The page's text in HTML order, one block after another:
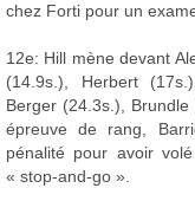
chez Forti pour un
12e: Hill mène devant
(14.9s.), Herbert
Berger (24.3s.),
épreuve de rang,
pénalité pour avoir
« stop-and-go ».